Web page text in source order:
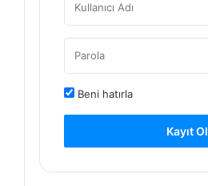
Beni hatırla
Kayıt Ol